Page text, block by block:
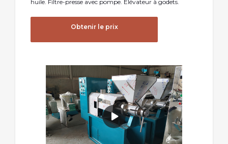
huile. Filtre-presse avec pompe. Élévateur à godets.
Obtenir le prix